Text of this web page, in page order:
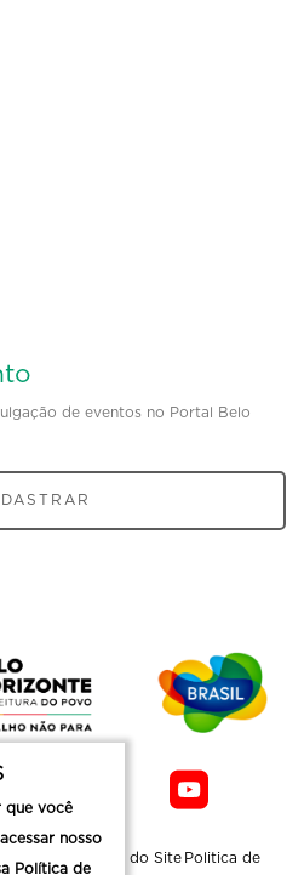
de eventos no Portal Belo
Mapa do Site Politica de
que você
nosso
Política de